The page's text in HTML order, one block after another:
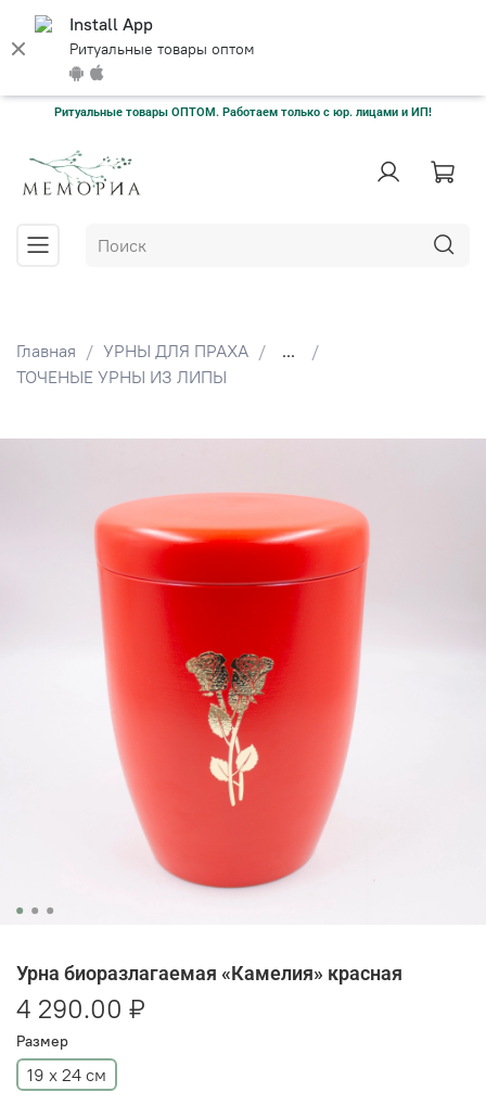
Install App
Ритуальные товары оптом
Ритуальные товары ОПТОМ. Работаем только с юр. лицами и ИП!
Главная УРНЫ ДЛЯ ПРАХА
...
ТОЧЕНЫЕ УРНЫ ИЗ ЛИПЫ
Урна биоразлагаемая «Камелия» красная
4 290.00 ₽
Размер
19 х 24 см